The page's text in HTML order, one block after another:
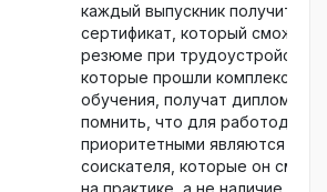
каждый выпускник получит
сертификат, который сможет
резюме при
которые прошли комплексный
обучения, получат дипломы.
помнить, что для
приоритетными являются
соискателя, которые он
на практике, а не наличие